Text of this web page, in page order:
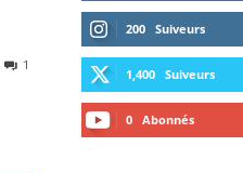
1
200 Suiveurs
1,400 Suiveurs
0 Abonnés